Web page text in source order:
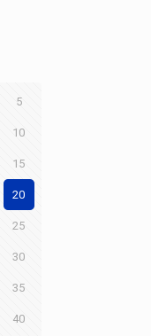
5
10
15
20
25
30
35
40